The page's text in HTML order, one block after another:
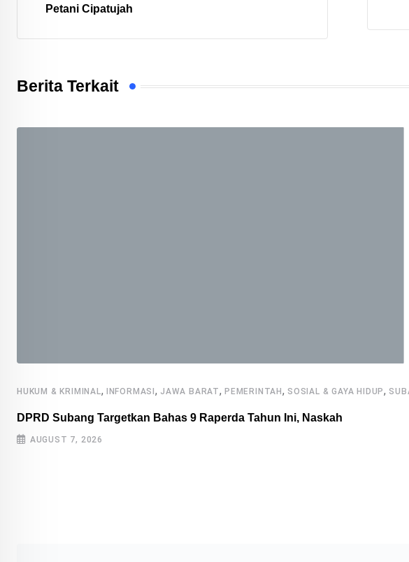
Petani Cipatujah
Berita Terkait
HUKUM & KRIMINAL, INFORMASI, JAWA BARAT,PEMERINTAH, SOSIAL & GAYA HIDUP,
DPRD Subang Targetkan Bahas 9 Raperda Tahun Ini, Naskah
AUGUST 7, 2026